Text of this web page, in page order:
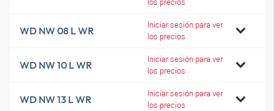
WD NW 08 L WR
Iniciar sesión para ver
los precios
WD NW 10 L WR
Iniciar sesión para ver
los precios
WD NW 13 L WR
Iniciar sesión para ver
los precios